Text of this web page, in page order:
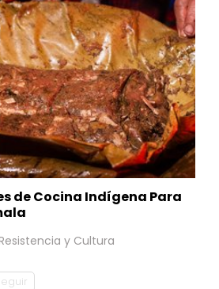
de Cocina Indígena Para
y Cultura